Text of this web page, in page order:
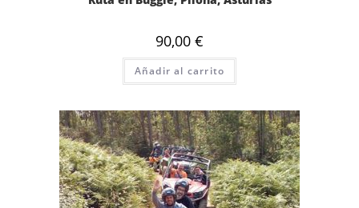
90,00 €
Añadir al carrito